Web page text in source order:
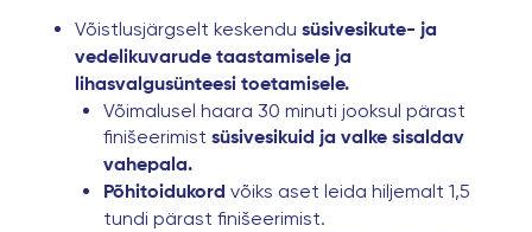
Võistlusjärgselt keskendu süsivesikute- ja
vedelikuvarude taastamisele ja
lihasvalgusünteesi toetamisele.
Võimalusel haara 30 minuti jooksul pärast
finišeerimist süsivesikuid ja valke sisaldav
vahepala.
Põhitoidukord võiks aset leida hiljemalt 1,5
tundi pärast finišeerimist.